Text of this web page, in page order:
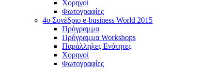
Χορηγοί
Φωτογραφίες
4o Συνέδριο e-business World 2015
Πρόγραμμα
Πρόγραμμα Workshops
Παράλληλες Ενότητες
Χορηγοί
Φωτογραφίες